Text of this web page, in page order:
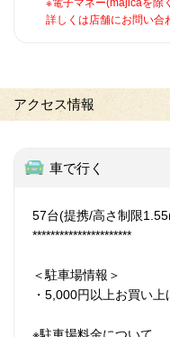
※電子マネー(majicaを除
詳しくは店舗にお問い合
アクセス情報
車で行く
57台(提携/高さ制限
**********************
＜駐車場情報＞
・5,000円以上お買い